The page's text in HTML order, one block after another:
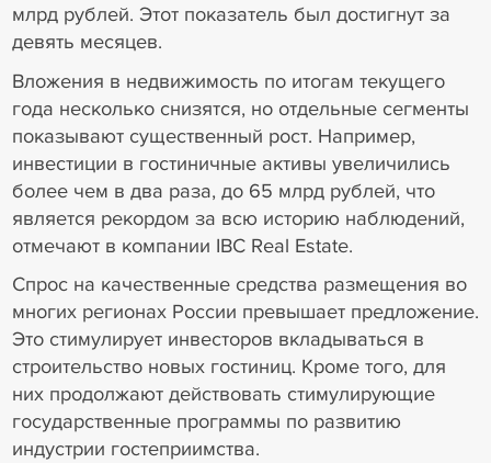
млрд рублей. Этот показатель был достигнут за
девять месяцев.
Вложения в недвижимость по итогам текущего
года несколько снизятся, но отдельные сегменты
показывают существенный рост. Например,
инвестиции в гостиничные активы увеличились
более чем в два раза, до 65 млрд рублей, что
является рекордом за всю историю наблюдений,
отмечают в компании IBC Real Estate.
Спрос на качественные средства размещения во
многих регионах России превышает предложение.
Это стимулирует инвесторов вкладываться в
строительство новых гостиниц. Кроме того, для
них продолжают действовать стимулирующие
государственные программы по развитию
индустрии гостеприимства.